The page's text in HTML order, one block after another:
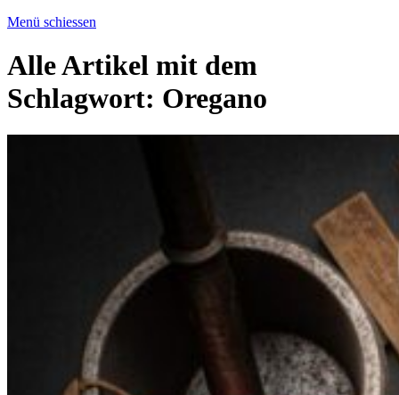
Menü schiessen
Alle Artikel mit dem
Schlagwort: Oregano